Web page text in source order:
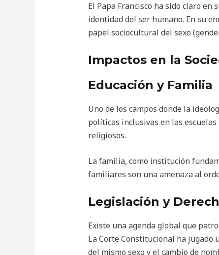
El Papa Francisco ha sido claro en
identidad del ser humano. En su
papel sociocultural del sexo
Impactos en la
Educación y Familia
Uno de los campos donde la
políticas inclusivas en las
religiosos.
La familia, como institución
familiares son una amenaza al
Legislación y
Existe una agenda global que
La Corte Constitucional ha
del mismo sexo y el cambio de